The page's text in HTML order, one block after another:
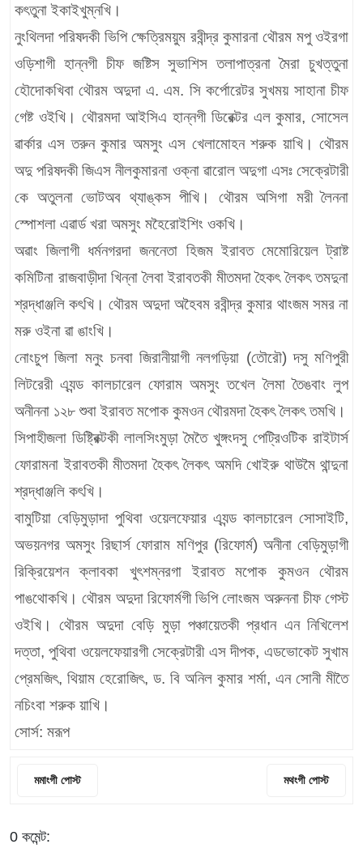
কৎতুনা ইকাইখুম্নখি।
নুংথিলদা পরিষদকী ভিপি ক্ষেত্রিময়ুম রবীন্দ্র কুমারনা থৌরম মপু ওইরগা
ওড়িশাগী হান্নগী চীফ জষ্টিস সুভাশিস তলাপাত্রনা মৈরা চুখত্তুনা
হৌদোকখিবা থৌরম অদুদা এ. এম. সি কর্পোরেটর সুখময় সাহানা চীফ
গেষ্ট ওইখি। থৌরমদা আইসিএ হান্নগী ডিরেক্টর এল কুমার, সোসেল
ৱার্কার এস তরুন কুমার অমসুং এস খেলামোহন শরুক য়াখি। থৌরম
অদু পরিষদকী জিএস নীলকুমারনা ওক্না ৱারোল অদুগা এসঃ সেক্রেটারী
কে অতুলনা ভোটঅব থ্যাঙ্কস পীখি। থৌরম অসিগা মরী লৈননা
স্পোশলা এৱার্ড খরা অমসুং মহৈরোইশিং ওকখি।
অৱাং জিলাগী ধর্মনগরদা জননেতা হিজম ইরাবত মেমোরিয়েল ট্রাষ্ট
কমিটিনা রাজবাড়ীদা খিন্না লৈবা ইরাবতকী মীতমদা হৈকৎ লৈকৎ তমদুনা
শ্রদ্ধাঞ্জলি কৎখি। থৌরম অদুদা অহৈবম রবীন্দ্র কুমার থাংজম সমর না
মরু ওইনা ৱা ঙাংখি।
নোংচুপ জিলা মনুং চনবা জিরানীয়াগী নলগড়িয়া (তৌরৌ) দসু মণিপুরী
লিটরেরী এ্যন্ড কালচারেল ফোরাম অমসুং তখেল লৈমা তৈঙবাং লুপ
অনীননা ১২৮ শুবা ইরাবত মপোক কুমওন থৌরমদা হৈকৎ লৈকৎ তমখি।
সিপাহীজলা ডিষ্ট্রিক্টকী লালসিংমুড়া মৈতৈ খুঙ্গংদসু পেট্রিওটিক রাইটার্স
ফোরামনা ইরাবতকী মীতমদা হৈকৎ লৈকৎ অমদি খোইরু থাউমৈ থান্দুনা
শ্রদ্ধাঞ্জলি কৎখি।
বামুটিয়া বেড়িমুড়াদা পুথিবা ওয়েলফেয়ার এ্যন্ড কালচারেল সোসাইটি,
অভয়নগর অমসুং রিছার্স ফোরাম মণিপুর (রিফোর্ম) অনীনা বেড়িমুড়াগী
রিক্রিয়েশন ক্লাবকা খুৎশম্নরগা ইরাবত মপোক কুমওন থৌরম
পাঙথোকখি। থৌরম অদুদা রিফোর্মগী ভিপি লোংজম অরুননা চীফ গেস্ট
ওইখি। থৌরম অদুদা বেড়ি মুড়া পঞ্চায়েতকী প্রধান এন নিখিলেশ
দত্তা, পুথিবা ওয়েলফেয়ারগী সেক্রেটারী এস দীপক, এডভোকেট সুখাম
প্রেমজিৎ, থিয়াম হেরোজিৎ, ড. বি অনিল কুমার শর্মা, এন সোনী মীতৈ
নচিংবা শরুক য়াখি।
সোর্স: মরূপ
মমাংগী পোস্ট মথংগী পোস্ট
0 কমেন্ট: